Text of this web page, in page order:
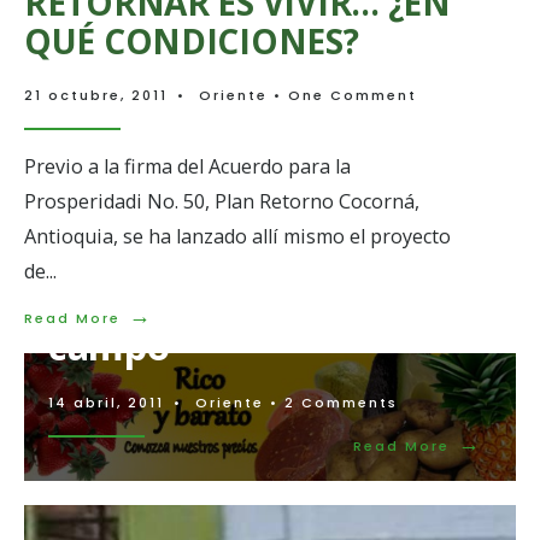
QUÉ CONDICIONES?
21 octubre, 2011 • Oriente • One Comment
Previo a la firma del Acuerdo para la
Prosperidadi No. 50, Plan Retorno Cocorná,
Antioquia, se ha lanzado allí mismo el proyecto
de...
Read More →
Read
RETORNAR
ES
VIVIR…
¿EN
QUÉ
Feria campesina… por el
respeto a los valores del
campo
14 abril, 2011 • Oriente • 2 Comments
Read More →
Read
More: